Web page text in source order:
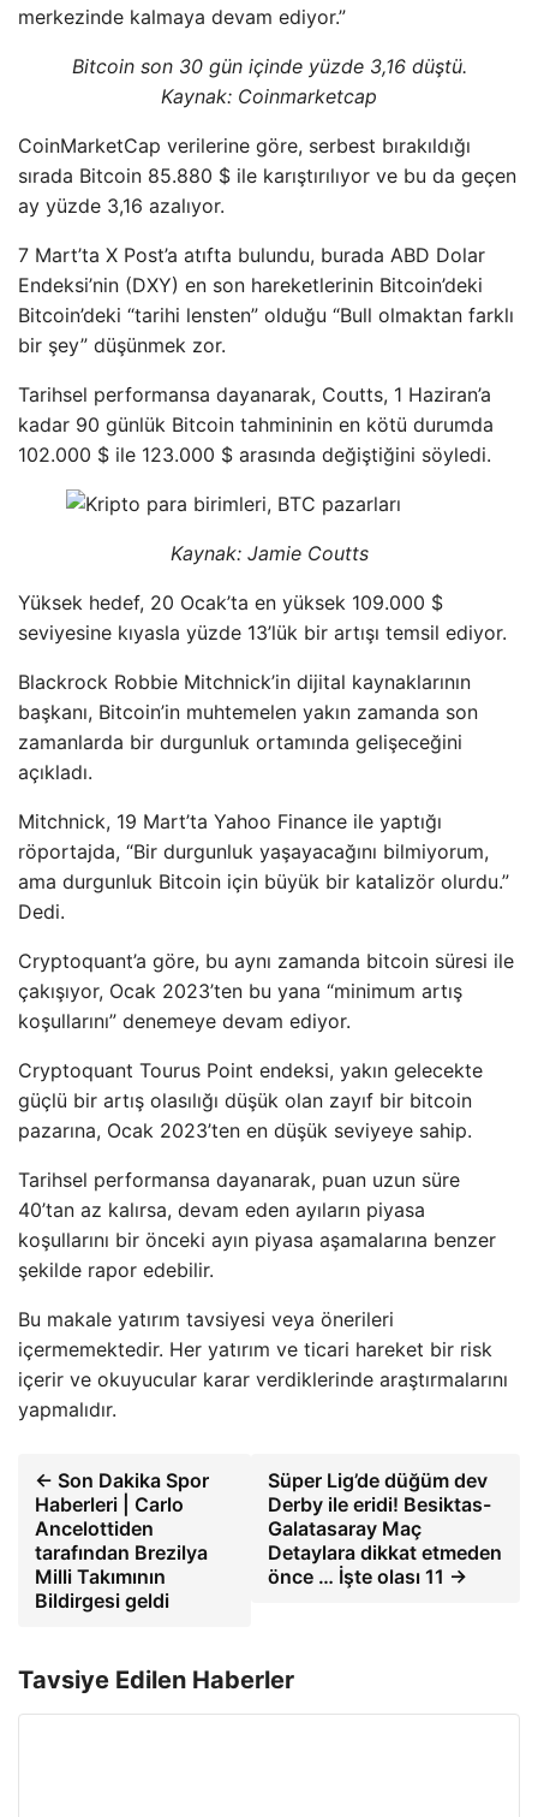
merkezinde kalmaya devam ediyor.”
Bitcoin son 30 gün içinde yüzde 3,16 düştü.
Kaynak: Coinmarketcap
CoinMarketCap verilerine göre, serbest bırakıldığı
sırada Bitcoin 85.880 $ ile karıştırılıyor ve bu da geçen
ay yüzde 3,16 azalıyor.
7 Mart’ta X Post’a atıfta bulundu, burada ABD Dolar
Endeksi’nin (DXY) en son hareketlerinin Bitcoin’deki
Bitcoin’deki “tarihi lensten” olduğu “Bull olmaktan farklı
bir şey” düşünmek zor.
Tarihsel performansa dayanarak, Coutts, 1 Haziran’a
kadar 90 günlük Bitcoin tahmininin en kötü durumda
102.000 $ ile 123.000 $ arasında değiştiğini söyledi.
Kaynak: Jamie Coutts
Yüksek hedef, 20 Ocak’ta en yüksek 109.000 $
seviyesine kıyasla yüzde 13’lük bir artışı temsil ediyor.
Blackrock Robbie Mitchnick’in dijital kaynaklarının
başkanı, Bitcoin’in muhtemelen yakın zamanda son
zamanlarda bir durgunluk ortamında gelişeceğini
açıkladı.
Mitchnick, 19 Mart’ta Yahoo Finance ile yaptığı
röportajda, “Bir durgunluk yaşayacağını bilmiyorum,
ama durgunluk Bitcoin için büyük bir katalizör olurdu.”
Dedi.
Cryptoquant’a göre, bu aynı zamanda bitcoin süresi ile
çakışıyor, Ocak 2023’ten bu yana “minimum artış
koşullarını” denemeye devam ediyor.
Cryptoquant Tourus Point endeksi, yakın gelecekte
güçlü bir artış olasılığı düşük olan zayıf bir bitcoin
pazarına, Ocak 2023’ten en düşük seviyeye sahip.
Tarihsel performansa dayanarak, puan uzun süre
40’tan az kalırsa, devam eden ayıların piyasa
koşullarını bir önceki ayın piyasa aşamalarına benzer
şekilde rapor edebilir.
Bu makale yatırım tavsiyesi veya önerileri
içermemektedir. Her yatırım ve ticari hareket bir risk
içerir ve okuyucular karar verdiklerinde araştırmalarını
yapmalıdır.
← Son Dakika Spor
Haberleri | Carlo
Ancelottiden
tarafından Brezilya
Milli Takımının
Bildirgesi geldi
Süper Lig’de düğüm dev
Derby ile eridi! Besiktas-
Galatasaray Maç
Detaylara dikkat etmeden
önce … İşte olası 11 →
Tavsiye Edilen Haberler